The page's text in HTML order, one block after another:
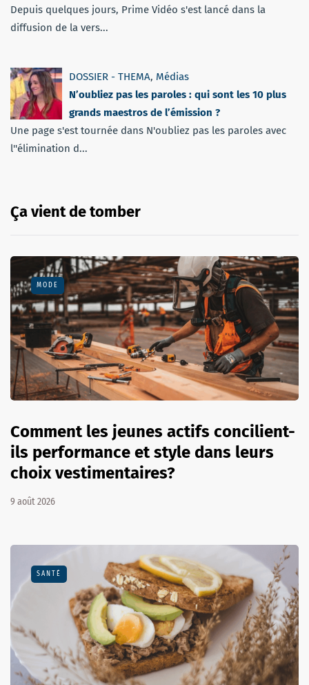
Depuis quelques jours, Prime Vidéo s'est lancé dans la
diffusion de la vers...
DOSSIER - THEMA, Médias
N’oubliez pas les paroles : qui sont les 10 plus
grands maestros de l’émission ?
Une page s'est tournée dans N'oubliez pas les paroles avec
l''élimination d...
Ça vient de tomber
MODE
Comment les jeunes actifs concilient-
ils performance et style dans leurs
choix vestimentaires?
9 août 2026
SANTÉ